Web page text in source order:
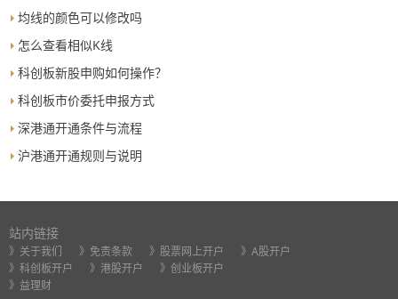
均线的颜色可以修改吗
怎么查看相似K线
科创板新股申购如何操作？
科创板市价委托申报方式
深港通开通条件与流程
沪港通开通规则与说明
站内链接
》关于我们 》免责条款 》股票网上开户
》A股开户
》科创板开户
》港股开户
》创业板开户
》益理财